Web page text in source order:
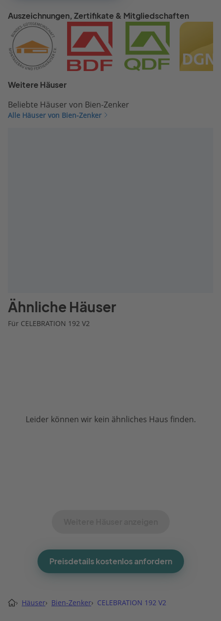
Auszeichnungen, Zertifikate & Mitgliedschaften
Weitere Häuser
Beliebte Häuser von Bien-Zenker
Alle Häuser von Bien-Zenker
Ähnliche Häuser
Für CELEBRATION 192 V2
Leider können wir kein ähnliches Haus finden.
Preisdetails kostenlos anfordern
› Häuser› Bien-Zenker› CELEBRATION 192 V2